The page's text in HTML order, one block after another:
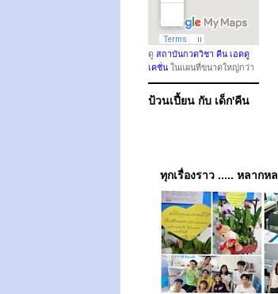
ดู สถาบันกวดวิชา คีน เอดดู
เคชั่น ในแผนที่ขนาดใหญ่กว่า
ป้วนเปี้ยน กับ เด็ก'คีน
ทุกเรื่องราว ..... หลากห